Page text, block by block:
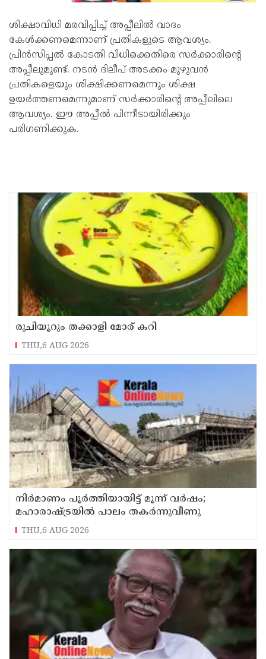
ശിക്ഷാവിധി മരവിപ്പിച്ച് അപ്പീലില്‍ വാദം
കേള്‍ക്കണമെന്നാണ് പ്രതികളുടെ ആവശ്യം.
പ്രിന്‍സിപ്പല്‍ കോടതി വിധിക്കെതിരെ സര്‍ക്കാരിന്റെ
അപ്പീലുമുണ്ട്. നടൻ ദിലീപ് അടക്കം മുഴുവന്‍
പ്രതികളെയും ശിക്ഷിക്കണമെന്നും ശിക്ഷ
ഉയര്‍ത്തണമെന്നുമാണ് സര്‍ക്കാരിന്റെ അപ്പീലിലെ
ആവശ്യം. ഈ അപ്പീല്‍ പിന്നീടായിരിക്കും
പരിഗണിക്കുക.
രുചിയൂറും തക്കാളി മോര് കറി
THU,6 AUG 2026
നിർമാണം പൂർത്തിയായിട്ട് മൂന്ന് വർഷം;
മഹാരാഷ്ട്രയിൽ പാലം തകർന്നുവീണു
THU,6 AUG 2026